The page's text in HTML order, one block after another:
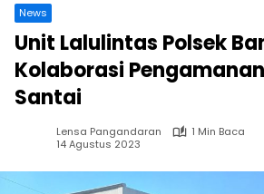
News
Unit Lalulintas Polsek
Kolaborasi
Santai
Lensa Pangandaran
1 Min Baca
14 Agustus 2023